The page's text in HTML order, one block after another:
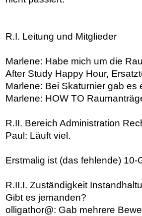
R.I. Leitung und Mitglieder
Marlene: Habe mich um die
After Study Happy Hour,
Marlene: Bei Skaturnier gab es
Marlene: HOW TO
R.II. Bereich Administration
Paul: Läuft viel.
Erstmalig ist (das fehlende) 10-
R.II.I. Zuständigkeit
Gibt es jemanden?
olligathor@: Gab mehrere